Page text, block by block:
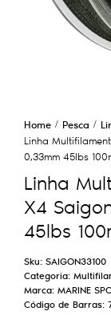
Home Pesca
Linha
0,33mm 45lbs
Linha
X4
45lbs
Sku: SAIGON33100
Categoria:
Marca: MARINE
Código de Barras: